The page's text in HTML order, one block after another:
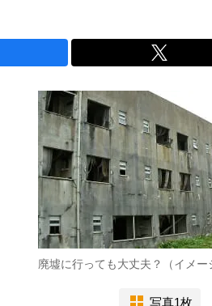
廃墟に行っても大丈夫？（イメー
写真1枚